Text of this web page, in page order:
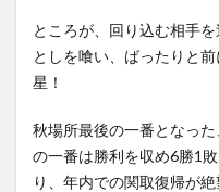
ところが、回り込む相手
としを喰い、ばったりと
星！
秋場所最後の一番となっ
の一番は勝利を収め6勝1
り、年内での関取復帰が